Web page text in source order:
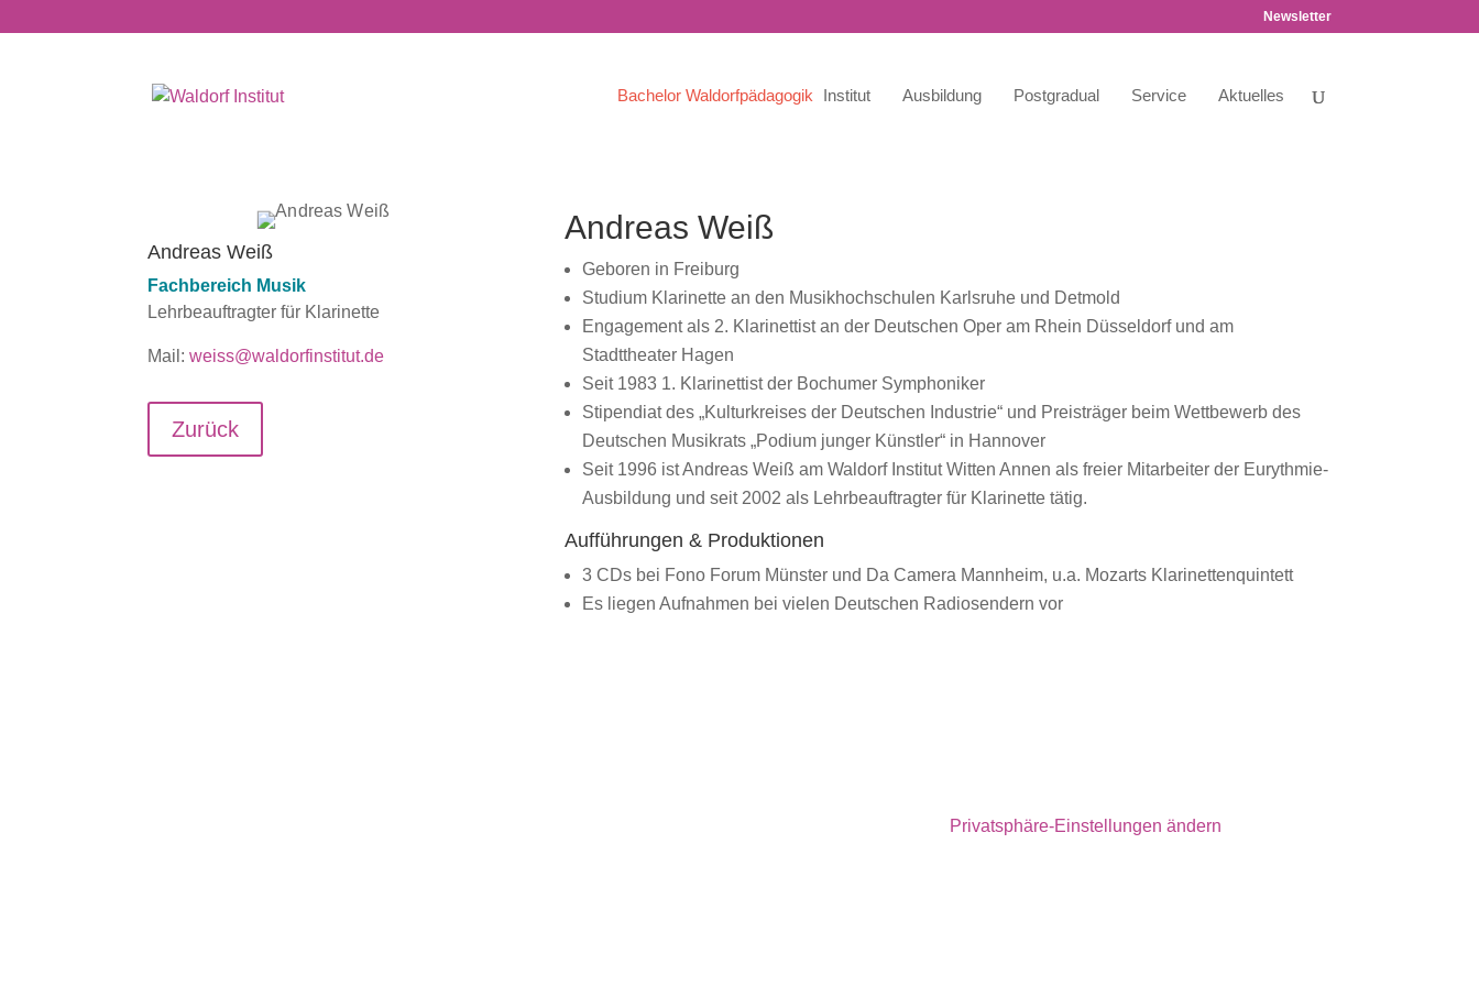
Newsletter
Bachelor Waldorfpädagogik Institut Ausbildung Postgradual Service Aktuelles
Andreas Weiß
Fachbereich Musik
Lehrbeauftragter für Klarinette
Mail:weiss@waldorfinstitut.de
Zurück
Andreas Weiß
Geboren in Freiburg
Studium Klarinette an den Musikhochschulen Karlsruhe und Detmold
Engagement als 2. Klarinettist an der Deutschen Oper am Rhein Düsseldorf und am
Stadttheater Hagen
Seit 1983 1. Klarinettist der Bochumer Symphoniker
Stipendiat des „Kulturkreises der Deutschen Industrie“ und Preisträger beim Wettbewerb des
Deutschen Musikrats „Podium junger Künstler“ in Hannover
Seit 1996 ist Andreas Weiß am Waldorf Institut Witten Annen als freier Mitarbeiter der Eurythmie-
Ausbildung und seit 2002 als Lehrbeauftragter für Klarinette tätig.
Aufführungen & Produktionen
3 CDs bei Fono Forum Münster und Da Camera Mannheim, u.a. Mozarts Klarinettenquintett
Es liegen Aufnahmen bei vielen Deutschen Radiosendern vor
Privatsphäre-Einstellungen ändern